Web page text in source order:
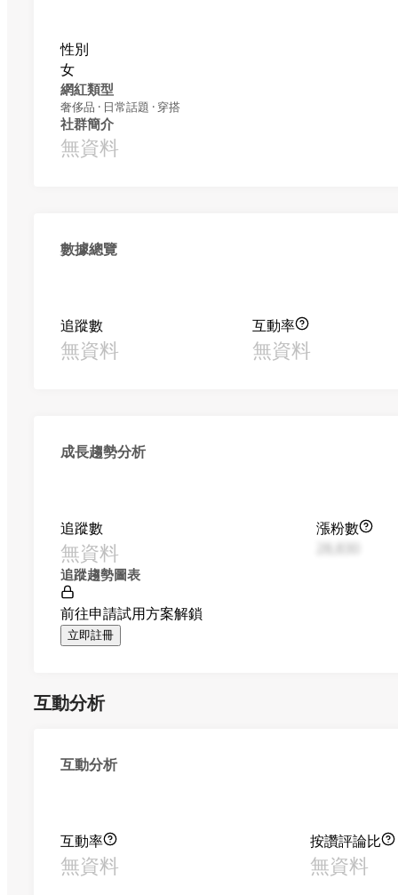
性別
女
網紅類型
奢侈品 · 日常話題 · 穿搭
社群簡介
無資料
數據總覽
追蹤數
無資料
互動率
無資料
成長趨勢分析
追蹤數
無資料
漲粉數
追蹤趨勢圖表
前往申請試用方案解鎖
立即註冊
互動分析
互動分析
互動率
無資料
按讚評論比
無資料